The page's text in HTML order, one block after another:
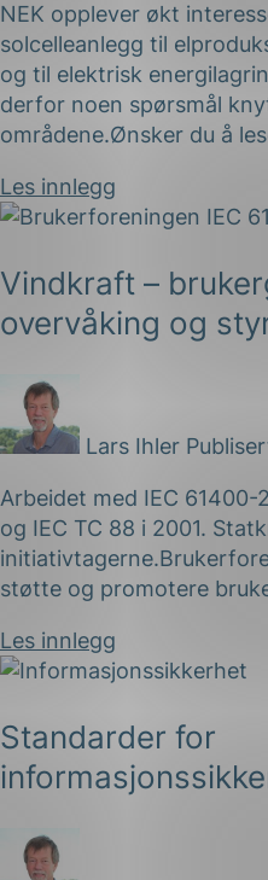
NEK opplever økt
solcelleanlegg til
og til elektrisk
derfor noen spørsmål
områdene.Ønsker du å
Les innlegg
Vindkraft –
overvåking og
Lars Ihler
Arbeidet med IEC
og IEC TC 88 i 2001.
støtte og promotere
Les innlegg
Standarder for